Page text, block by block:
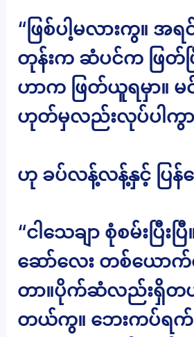
“ဖြစ်ပါ့မလားကွ။ အ
တုန်းက ဆံပင်က ဖြတ်ပ
ဟာက ဖြတ်ယူရမှာ။ မ
ဟုတ်မှလည်းလုပ်ပါကွာ
ဟု ခပ်လန့်လန့်နှင့် ပြန်ပ
“ငါသေချာ စုံစမ်းပြီး
ဆော်လေး တစ်ယော
တာ။ပိုက်ဆံလည်းရှိတယ်
တယ်ကွ။ ဘေးကပ်ရက်